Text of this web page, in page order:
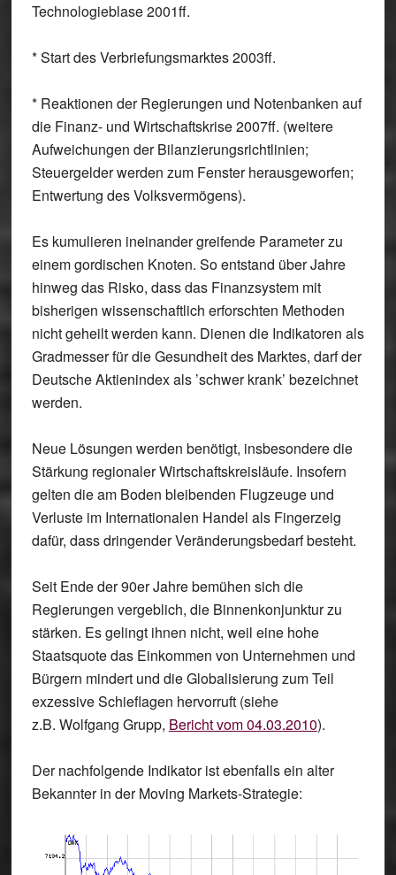
Technologieblase 2001ff.
* Start des Verbriefungsmarktes 2003ff.
* Reaktionen der Regierungen und Notenbanken auf
die Finanz- und Wirtschaftskrise 2007ff. (weitere
Aufweichungen der Bilanzierungsrichtlinien;
Steuergelder werden zum Fenster herausgeworfen;
Entwertung des Volksvermögens).
Es kumulieren ineinander greifende Parameter zu
einem gordischen Knoten. So entstand über Jahre
hinweg das Risko, dass das Finanzsystem mit
bisherigen wissenschaftlich erforschten Methoden
nicht geheilt werden kann. Dienen die Indikatoren als
Gradmesser für die Gesundheit des Marktes, darf der
Deutsche Aktienindex als ’schwer krank’ bezeichnet
werden.
Neue Lösungen werden benötigt, insbesondere die
Stärkung regionaler Wirtschaftskreisläufe. Insofern
gelten die am Boden bleibenden Flugzeuge und
Verluste im Internationalen Handel als Fingerzeig
dafür, dass dringender Veränderungsbedarf besteht.
Seit Ende der 90er Jahre bemühen sich die
Regierungen vergeblich, die Binnenkonjunktur zu
stärken. Es gelingt ihnen nicht, weil eine hohe
Staatsquote das Einkommen von Unternehmen und
Bürgern mindert und die Globalisierung zum Teil
exzessive Schieflagen hervorruft (siehe
z.B. Wolfgang Grupp, Bericht vom 04.03.2010).
Der nachfolgende Indikator ist ebenfalls ein alter
Bekannter in der Moving Markets-Strategie: